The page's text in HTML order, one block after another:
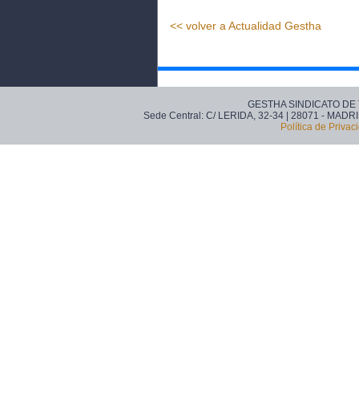
<< volver a Actualidad Gestha
GESTHA SINDICATO
Sede Central: C/ LERIDA, 32-34 | 28071 -
Política de